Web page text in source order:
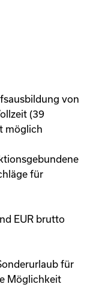
von
(39
möglich
für
EUR brutto
für
Möglichkeit